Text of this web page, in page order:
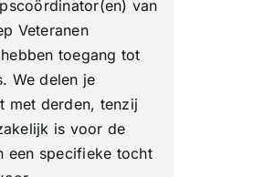
van
Veteranen
toegang tot
We delen je
met derden, tenzij
is voor de
een specifieke tocht